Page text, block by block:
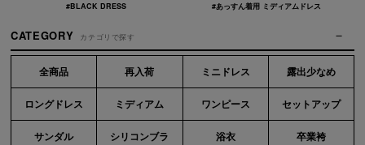
#BLACK DRESS #あっすん着用 ミディアムドレス
CATEGORY カテゴリで探す
全商品 再入荷 ミニドレス 露出少なめ
ロングドレス ミディアム ワンピース セットアップ
サンダル シリコンブラ 浴衣 卒業袴